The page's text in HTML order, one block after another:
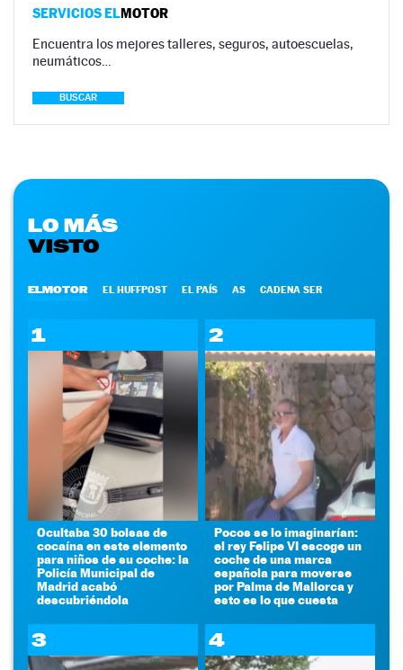
SERVICIOS ELMOTOR
Encuentra los mejores talleres, seguros, autoescuelas,
neumáticos…
BUSCAR
LO MÁS
VISTO
ELMOTOR EL HUFFPOST EL PAÍS AS CADENA SER
1
Ocultaba 30 bolsas de
cocaína en este elemento
para niños de su coche: la
Policía Municipal de
Madrid acabó
descubriéndola
2
Pocos se lo imaginarían:
el rey Felipe VI escoge un
coche de una marca
española para moverse
por Palma de Mallorca y
esto es lo que cuesta
3 4